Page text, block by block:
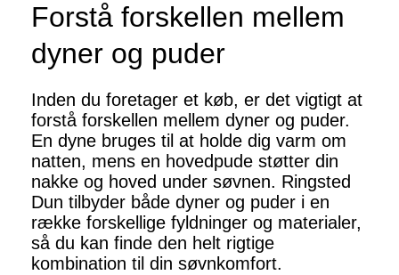
Forstå forskellen mellem
dyner og puder
Inden du foretager et køb, er det vigtigt at
forstå forskellen mellem dyner og puder.
En dyne bruges til at holde dig varm om
natten, mens en hovedpude støtter din
nakke og hoved under søvnen. Ringsted
Dun tilbyder både dyner og puder i en
række forskellige fyldninger og materialer,
så du kan finde den helt rigtige
kombination til din søvnkomfort.